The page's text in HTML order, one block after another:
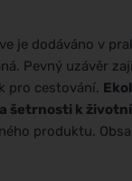
je dodáváno v
Pevný uzávěr
pro cestování.
šetrnosti k
produktu.